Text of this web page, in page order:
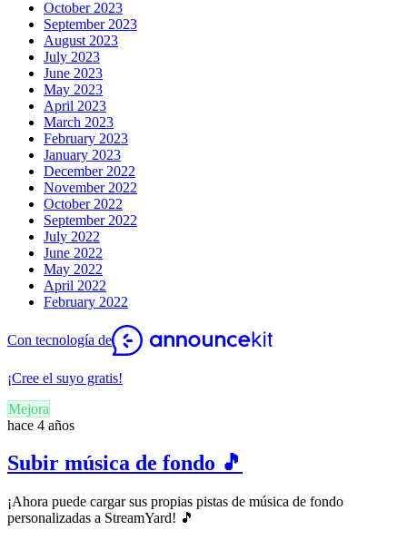
October 2023
September 2023
August 2023
July 2023
June 2023
May 2023
April 2023
March 2023
February 2023
January 2023
December 2022
November 2022
October 2022
September 2022
July 2022
June 2022
May 2022
April 2022
February 2022
Con tecnología de
¡Cree el suyo gratis!
Mejora
hace 4 años
Subir música de fondo 🎵
¡Ahora puede cargar sus propias pistas de música de fondo
personalizadas a StreamYard! 🎵